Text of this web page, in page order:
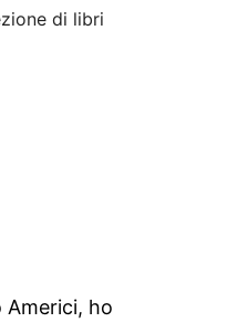
di libri
Americi, ho